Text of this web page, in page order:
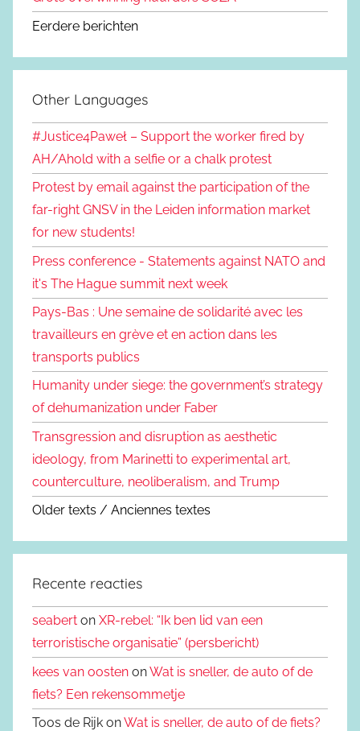
Eerdere berichten
Other Languages
#Justice4Paweł – Support the worker fired by
AH/Ahold with a selfie or a chalk protest
Protest by email against the participation of the
far-right GNSV in the Leiden information market
for new students!
Press conference - Statements against NATO and
it's The Hague summit next week
Pays-Bas : Une semaine de solidarité avec les
travailleurs en grève et en action dans les
transports publics
Humanity under siege: the government’s strategy
of dehumanization under Faber
Transgression and disruption as aesthetic
ideology, from Marinetti to experimental art,
counterculture, neoliberalism, and Trump
Older texts / Anciennes textes
Recente reacties
seabert on XR-rebel: “Ik ben lid van een
terroristische organisatie” (persbericht)
kees van oosten onWat is sneller, de auto of de
fiets? Een rekensommetje
Toos de Rijk onWat is sneller, de auto of de fiets?